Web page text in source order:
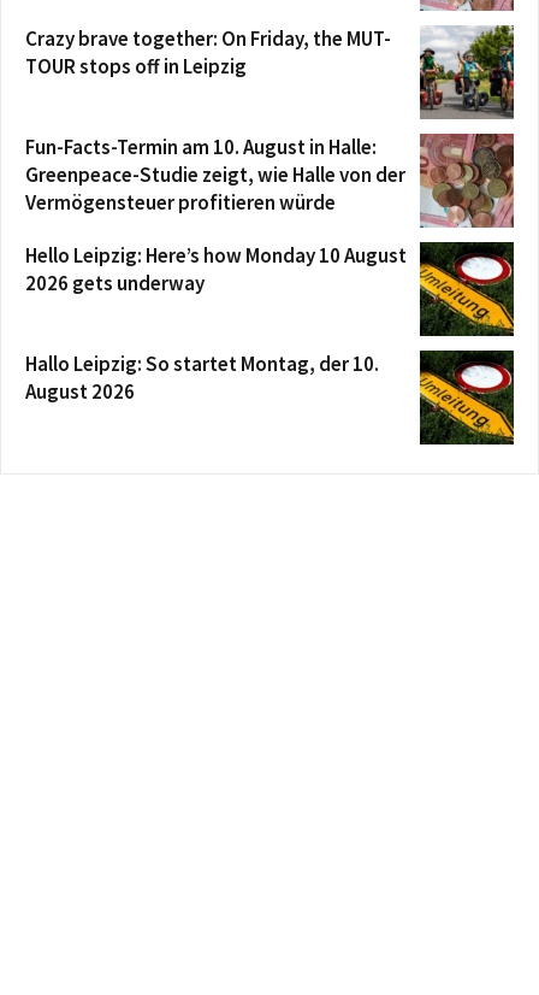
Crazy brave together: On Friday, the MUT-
TOUR stops off in Leipzig
Fun-Facts-Termin am 10. August in Halle:
Greenpeace-Studie zeigt, wie Halle von der
Vermögensteuer profitieren würde
Hello Leipzig: Here’s how Monday 10 August
2026 gets underway
Hallo Leipzig: So startet Montag, der 10.
August 2026